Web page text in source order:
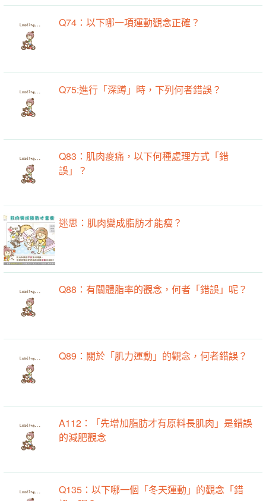
Q74：以下哪一項運動觀念正確？
Q75:進行「深蹲」時，下列何者錯誤？
Q83：肌肉痠痛，以下何種處理方式「錯
誤」？
迷思：肌肉變成脂肪才能瘦？
Q88：有關體脂率的觀念，何者「錯誤」呢？
Q89：關於「肌力運動」的觀念，何者錯誤？
A112：「先增加脂肪才有原料長肌肉」是錯誤
的減肥觀念
Q135：以下哪一個「冬天運動」的觀念「錯